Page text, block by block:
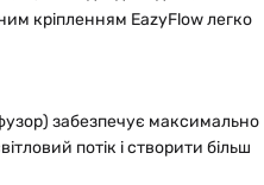
кріпленням EazyFlow легко
забезпечує максимально
потік і створити більш